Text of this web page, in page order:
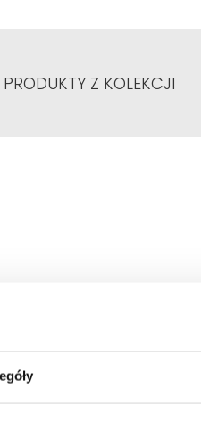
PRODUKTY Z KOLEKCJI
Stojąca